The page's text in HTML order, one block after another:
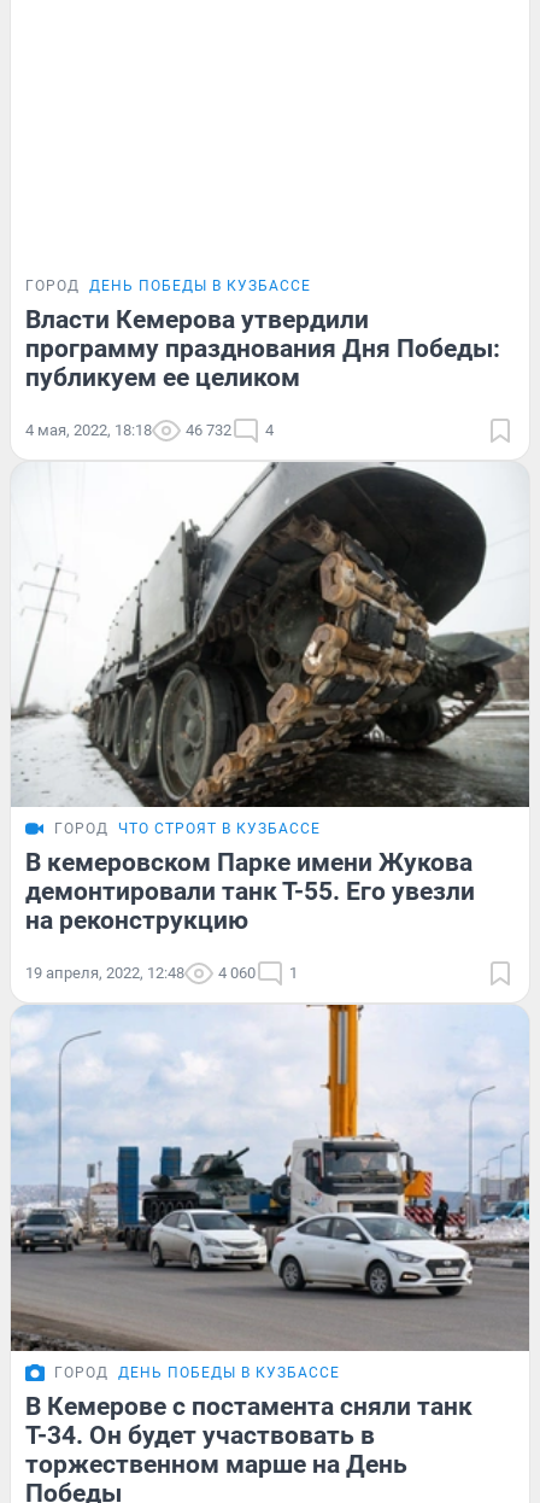
ГОРОД ДЕНЬ ПОБЕДЫ В КУЗБАССЕ
Власти Кемерова утвердили
программу празднования Дня Победы:
публикуем ее целиком
4 мая, 2022, 18:18 46 732 4
ГОРОД ЧТО СТРОЯТ В КУЗБАССЕ
В кемеровском Парке имени Жукова
демонтировали танк Т-55. Его увезли
на реконструкцию
19 апреля, 2022, 12:48 4 060 1
ГОРОД ДЕНЬ ПОБЕДЫ В КУЗБАССЕ
В Кемерове с постамента сняли танк
Т-34. Он будет участвовать в
торжественном марше на День
Победы